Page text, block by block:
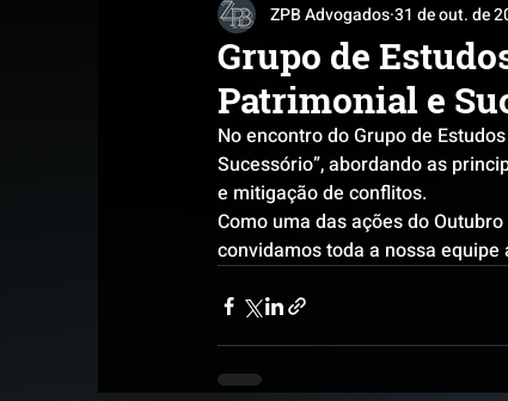
Reconhecimento Tributário Pós-
Grupo de
Patrimonial e
ZPB Advogados31 de out. de
No encontro do Grupo de
Sucessório”, abordando as
e mitigação de conflitos.
Como uma das ações do
convidamos toda a nossa